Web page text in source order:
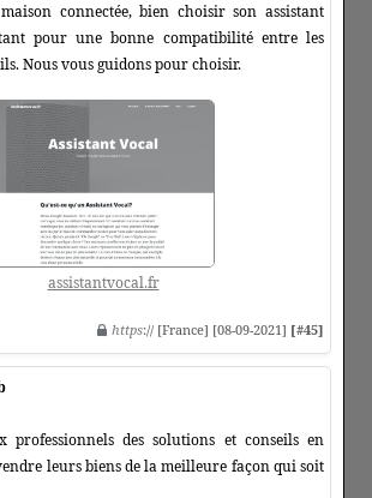
connectée, bien choisir son assistant
pour une bonne compatibilité entre les
Nous vous guidons pour choisir.
assistantvocal.fr
https:// [France] [08-09-2021] [#45]
professionnels des solutions et conseils en
leurs biens de la meilleure façon qui soit